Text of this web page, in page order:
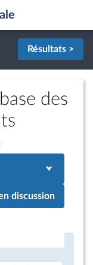
Résultats >
des
discussion